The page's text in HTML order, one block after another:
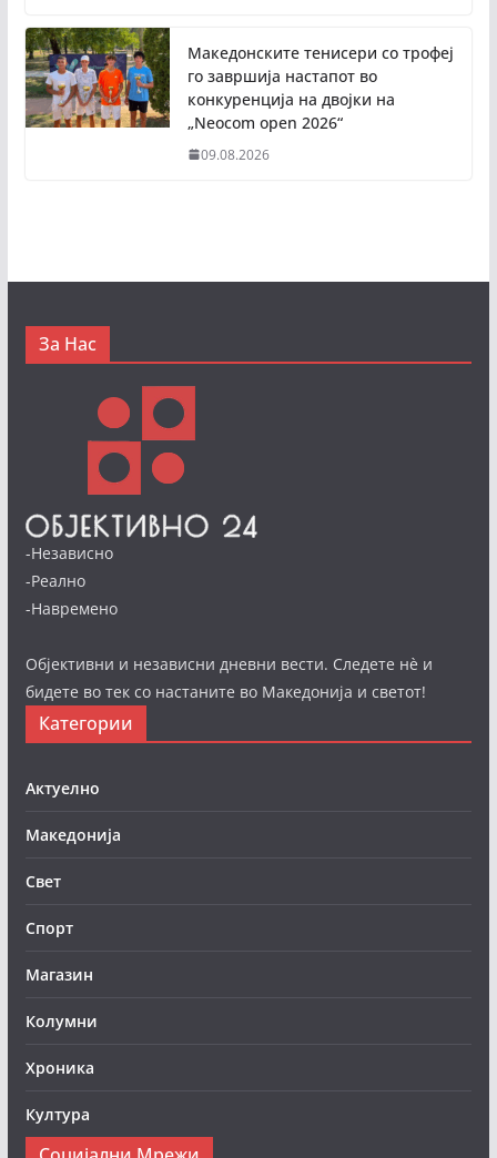
Македонските тенисери со трофеј
го завршија настапот во
конкуренција на двојки на
„Neocom open 2026“
09.08.2026
За Нас
-Независно
-Реално
-Навремено
Објективни и независни дневни вести. Следете нè и
бидете во тек со настаните во Македонија и светот!
Категории
Актуелно
Македонија
Свет
Спорт
Магазин
Колумни
Хроника
Култура